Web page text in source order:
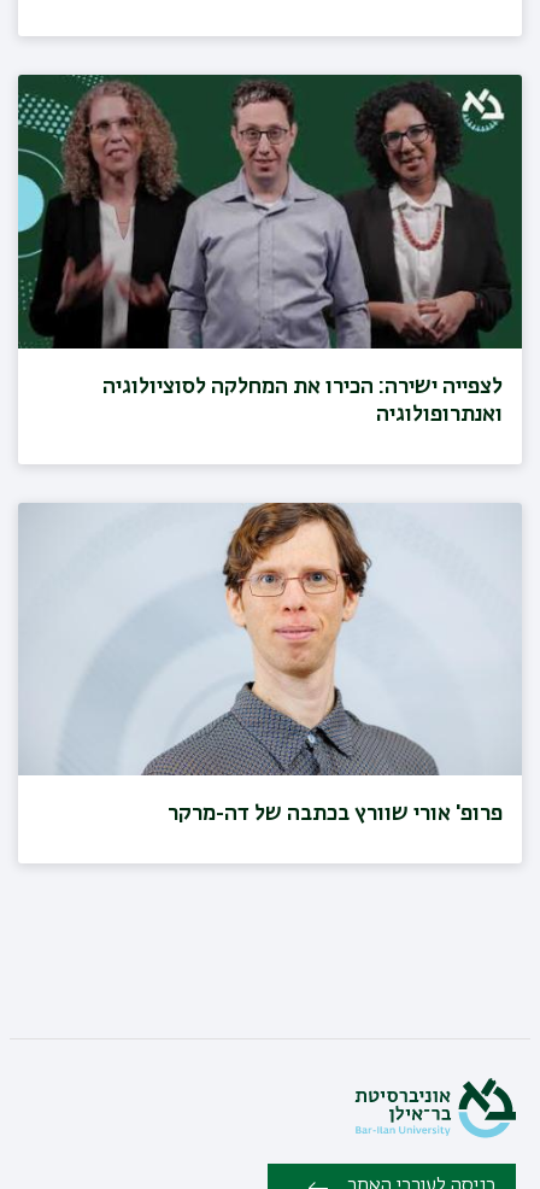
לצפייה ישירה: הכירו את המחלקה לסוציולוגיה
ואנתרופולוגיה
פרופ' אורי שוורץ בכתבה של דה-מרקר